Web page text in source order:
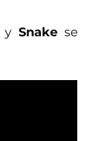
y Snakese